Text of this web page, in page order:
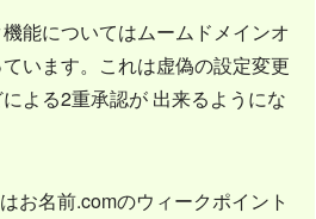
能についてはムームドメインオ
います。これは虚偽の設定変更
よる2重承認が 出来るようにな
お名前.comのウィークポイント